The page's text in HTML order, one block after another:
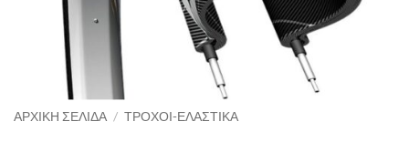
ΑΡΧΙΚΉ ΣΕΛΊΔΑ / ΤΡΟΧΟΙ-ΕΛΑΣΤΙΚΑ